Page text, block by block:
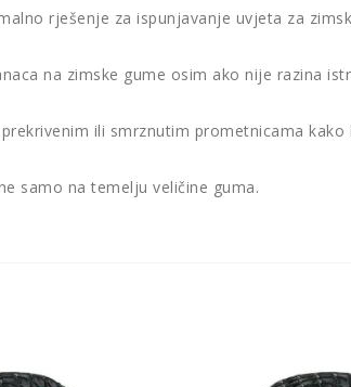
rješenje za ispunjavanje uvjeta za
na zimske gume osim ako nije razina
ili smrznutim prometnicama
samo na temelju veličine guma.